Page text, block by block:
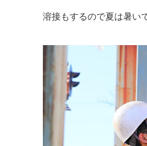
溶接もするので夏は暑い